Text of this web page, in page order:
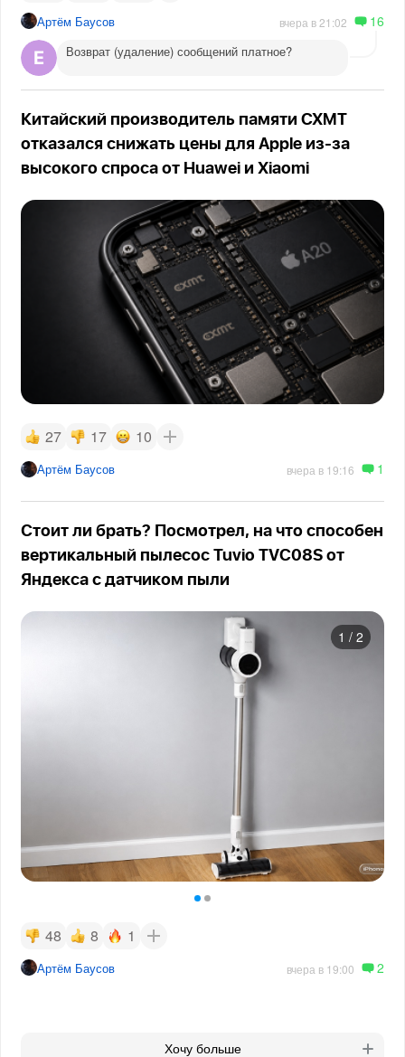
Артём Баусов вчера в 21:02 16
Возврат (удаление) сообщений платное?
Китайский производитель памяти CXMT
отказался снижать цены для Apple из-за
высокого спроса от Huawei и Xiaomi
27 17 10
Артём Баусов вчера в 19:16 1
Стоит ли брать? Посмотрел, на что способен
вертикальный пылесос Tuvio TVC08S от
Яндекса с датчиком пыли
1 / 2
48 8 1
Артём Баусов вчера в 19:00 2
Хочу больше